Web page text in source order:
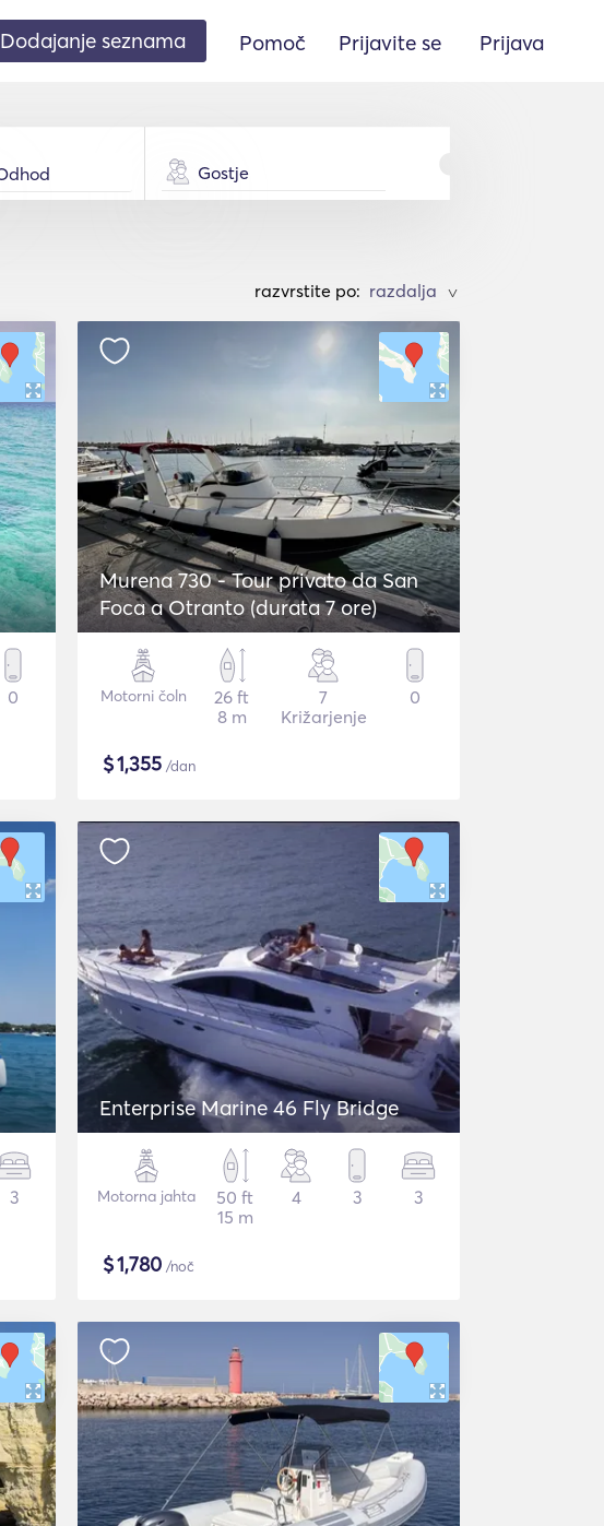
Dodajanje seznama Pomoč Prijavite se Prijava
Gostje
razvrstite po: >
0
Murena 730 - Tour privato da San
Foca a Otranto (durata 7 ore)
Motorni čoln
26 ft
8 m
7
Križarjenje
0
$1,355 /dan
3
Enterprise Marine 46 Fly Bridge
Motorna jahta
50 ft
15 m
4 3 3
$1,780 /noč